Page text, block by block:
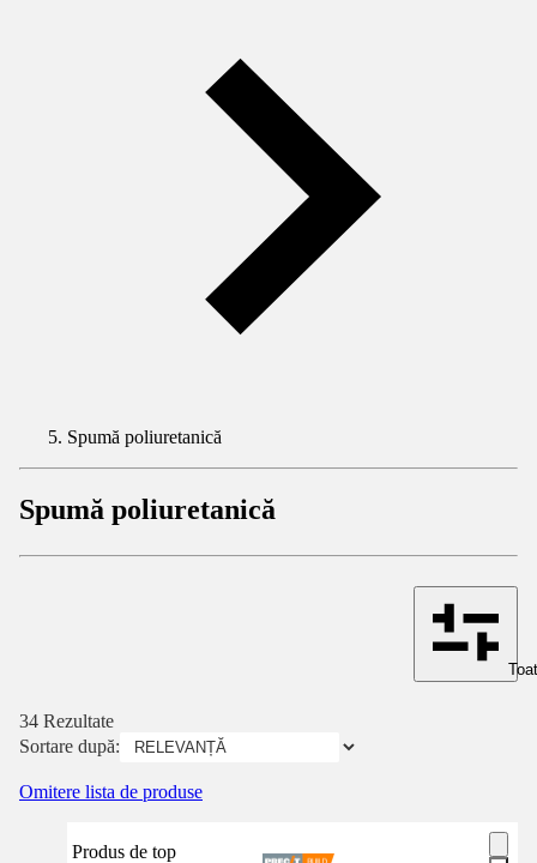
Spumă poliuretanică
Spumă poliuretanică
34 Rezultate
Sortare după:
Omitere lista de produse
Produs de top